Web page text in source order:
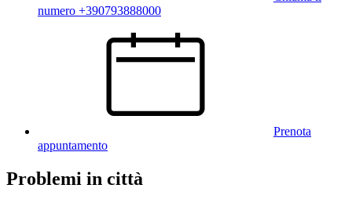
numero +390793888000
Prenota
appuntamento
Problemi in città